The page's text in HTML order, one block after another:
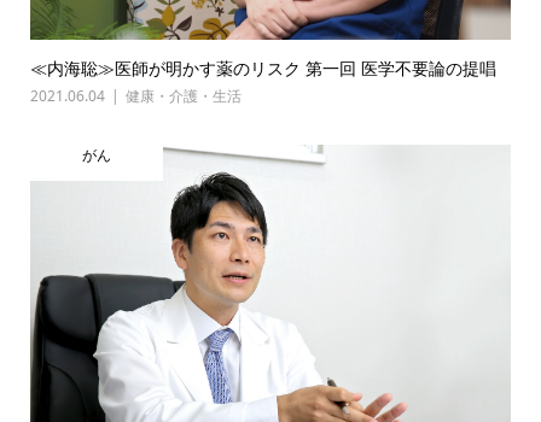
≪内海聡≫医師が明かす薬のリスク 第一回 医学不要論の提唱
2021.06.04 健康・介護・生活
がん